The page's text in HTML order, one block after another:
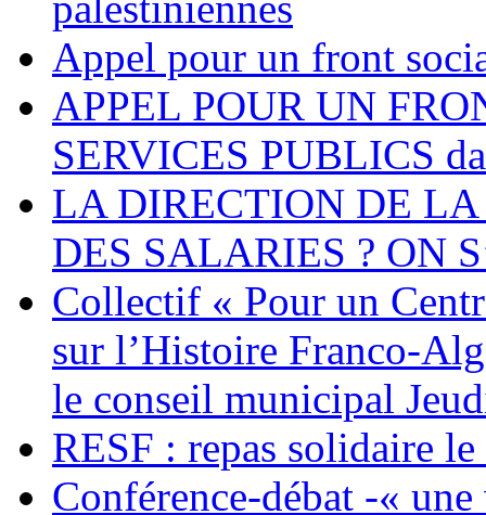
Appel pour un front
APPEL POUR UN
SERVICES PUBLICS
LA DIRECTION DE
DES SALARIES ? ON
Collectif « Pour un
sur l’Histoire Franco-
le conseil municipal
RESF : repas solidaire
Conférence-débat -«